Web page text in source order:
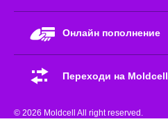
Онлайн пополнение
Переходи на Moldcell
© 2026 Moldcell All right reserved.